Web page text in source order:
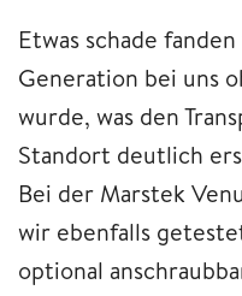
Etwas schade
Generation bei uns
wurde, was den
Standort deutlich
Bei der Marstek
wir ebenfalls
optional